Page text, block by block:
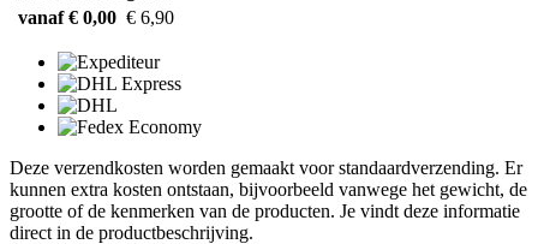
vanaf € 0,00 € 6,90
Deze verzendkosten worden gemaakt voor standaardverzending. Er
kunnen extra kosten ontstaan, bijvoorbeeld vanwege het gewicht, de
grootte of de kenmerken van de producten. Je vindt deze informatie
direct in de productbeschrijving.